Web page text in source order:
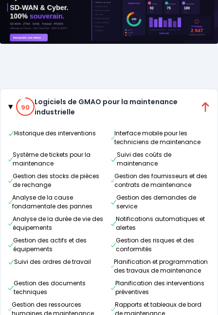
Catégories
90% de compatibilité
90
Logiciels de GMAO pour la maintenance
industrielle
Historique des interventions
Interface mobile pour les
techniciens de maintenance
Système de tickets pour la
maintenance
Suivi des coûts de
maintenance
Gestion des stocks de pièces
de rechange
Gestion des fournisseurs et des
contrats de maintenance
Analyse de la cause
fondamentale des pannes
Gestion des demandes de
service
Analyse de la durée de vie des
équipements
Notifications automatiques et
alertes
Gestion des actifs et des
équipements
Gestion des risques et des
conformités
Suivi des ordres de travail
Planification et programmation
des travaux de maintenance
Gestion des documents
techniques
Planification des interventions
préventives
Gestion des ressources
humaines de maintenance
Rapports et tableaux de bord
de maintenance